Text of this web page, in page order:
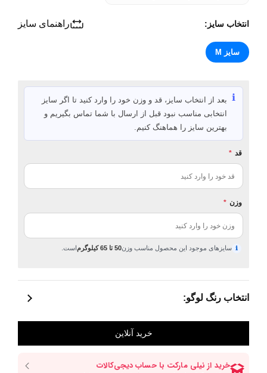
انتخاب سایز: راهنمای سایز
سایز M
ℹ️ بعد از انتخاب سایز، قد و وزن خود را وارد کنید تا اگر سایز
انتخابی مناسب نبود قبل از ارسال با شما تماس بگیریم و
بهترین سایز را هماهنگ کنیم.
قد *
وزن *
ℹ سایزهای موجود این محصول مناسب وزن50 تا 65 کیلوگرم است.
انتخاب رنگ لوگو: